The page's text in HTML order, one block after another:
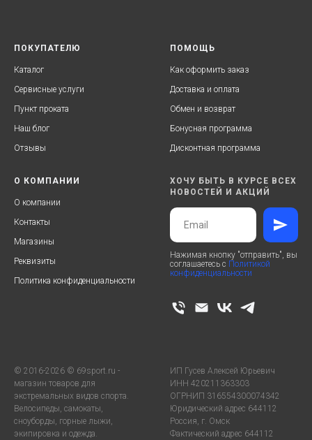
ПОКУПАТЕЛЮ
Каталог
Сервисные услуги
Пункт проката
Наш блог
Отзывы
ПОМОЩЬ
Как оформить заказ
Доставка и оплата
Обмен и возврат
Бонусная программа
Дисконтная программа
О КОМПАНИИ
О компании
Контакты
Магазины
Реквизиты
Политика конфиденциальности
ХОЧУ БЫТЬ В КУРСЕ ВСЕХ
НОВОСТЕЙ И АКЦИЙ
Нажимая кнопку "отправить", вы
соглашаетесь с Политикой
конфиденциальности
© 2016-2026 © 69sport.ru -
магазин товаров для
экстремальных видов спорта.
Велосипеды, самокаты,
сноуборды, горные лыжи,
экипировка и одежда.
ИП Гусев Алексей Юрьевич
ИНН 420211363303
ОГРНИП 316554300074342
Юридический адрес 644112
Россия, г. Омск
Фактический адрес 644112